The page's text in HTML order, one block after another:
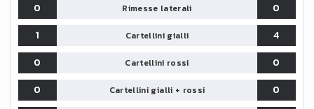
0
Rimesse laterali
0
1
Cartellini gialli
4
0
Cartellini rossi
0
0
Cartellini gialli + rossi
0